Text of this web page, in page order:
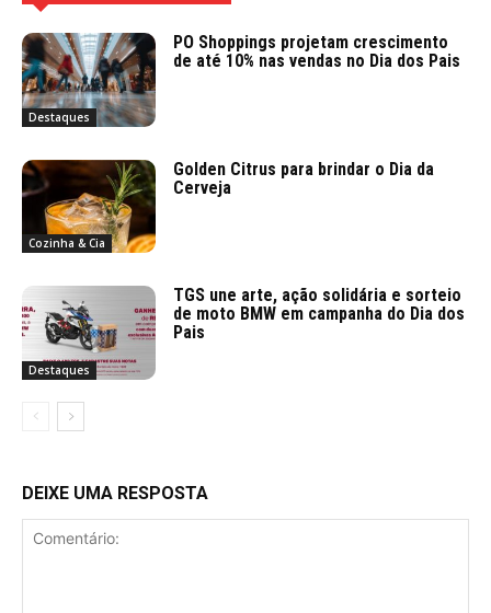
Destaques
PO Shoppings projetam crescimento
de até 10% nas vendas no Dia dos Pais
Cozinha & Cia
Golden Citrus para brindar o Dia da
Cerveja
Destaques
TGS une arte, ação solidária e sorteio
de moto BMW em campanha do Dia dos
Pais
DEIXE UMA RESPOSTA